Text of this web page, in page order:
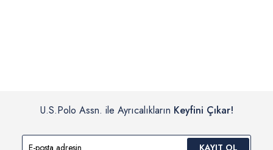
U.S.Polo Assn. ile Ayrıcalıkların Keyfini Çıkar!
KAYIT OL